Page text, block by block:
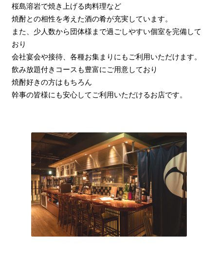
桜島溶岩で焼き上げる肉料理など
焼酎との相性を考えた酒の肴が充実しています。
また、少人数から団体様まで過ごしやすい個室を完備して
おり
会社宴会や接待、各種お集まりにもご利用いただけます。
飲み放題付きコースも豊富にご用意しており
焼酎好きの方はもちろん
幹事の皆様にも安心してご利用いただけるお店です。